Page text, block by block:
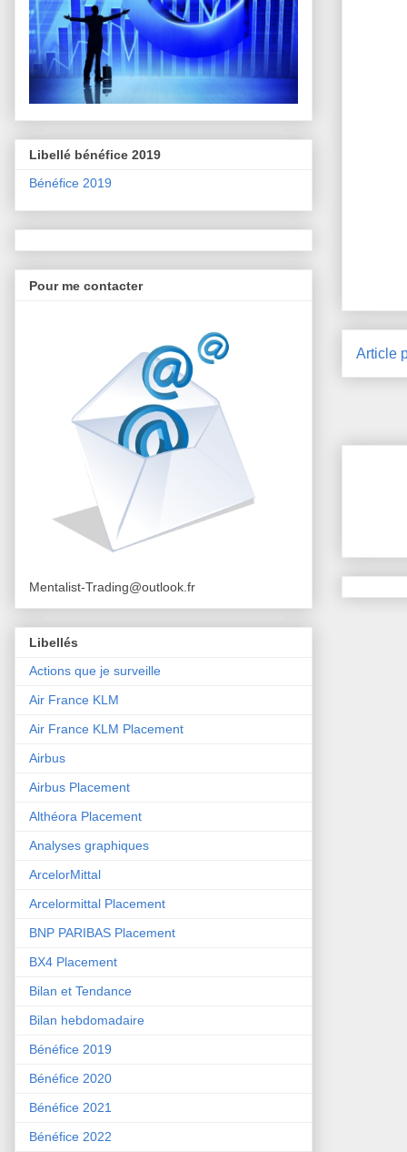
Article
Libellé bénéfice 2019
Bénéfice 2019
Pour me contacter
Mentalist-Trading@outlook.fr
Libellés
Actions que je surveille
Air France KLM
Air France KLM Placement
Airbus
Airbus Placement
Althéora Placement
Analyses graphiques
ArcelorMittal
Arcelormittal Placement
BNP PARIBAS Placement
BX4 Placement
Bilan et Tendance
Bilan hebdomadaire
Bénéfice 2019
Bénéfice 2020
Bénéfice 2021
Bénéfice 2022